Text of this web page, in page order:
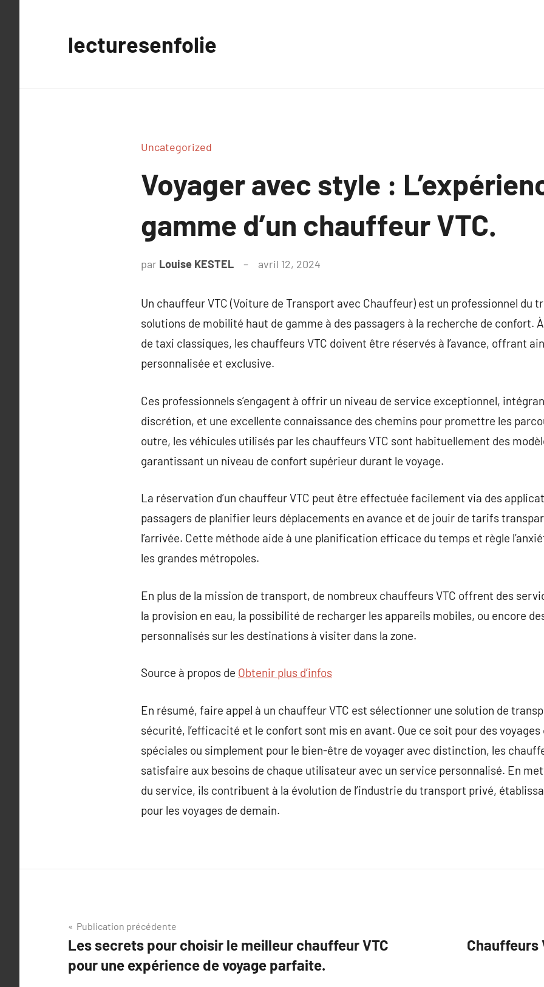
lecturesenfolie
Uncategorized
Voyager avec style :
gamme d’un chauffeur VTC.
par Louise KESTEL avril 12, 2024
Un chauffeur VTC (Voiture de Transport avec Chauffeur) est un professionnel du
solutions de mobilité haut de gamme à des passagers à la recherche de confort.
de taxi classiques, les chauffeurs VTC doivent être réservés à l’avance, offrant
personnalisée et exclusive.
Ces professionnels s’engagent à offrir un niveau de service exceptionnel,
discrétion, et une excellente connaissance des chemins pour promettre les
outre, les véhicules utilisés par les chauffeurs VTC sont habituellement des
garantissant un niveau de confort supérieur durant le voyage.
La réservation d’un chauffeur VTC peut être effectuée facilement via des
passagers de planifier leurs déplacements en avance et de jouir de tarifs
l’arrivée. Cette méthode aide à une planification efficace du temps et règle
les grandes métropoles.
En plus de la mission de transport, de nombreux chauffeurs VTC offrent des
la provision en eau, la possibilité de recharger les appareils mobiles, ou encore
personnalisés sur les destinations à visiter dans la zone.
Source à propos de Obtenir plus d’infos
En résumé, faire appel à un chauffeur VTC est sélectionner une solution de
sécurité, l’efficacité et le confort sont mis en avant. Que ce soit pour des voyages
spéciales ou simplement pour le bien-être de voyager avec distinction, les
satisfaire aux besoins de chaque utilisateur avec un service personnalisé. En
du service, ils contribuent à la évolution de l’industrie du transport privé,
pour les voyages de demain.
Navigation
de
l’article
Publication précédente
Les secrets pour choisir le meilleur chauffeur VTC
pour une expérience de voyage parfaite.
Chauffeurs